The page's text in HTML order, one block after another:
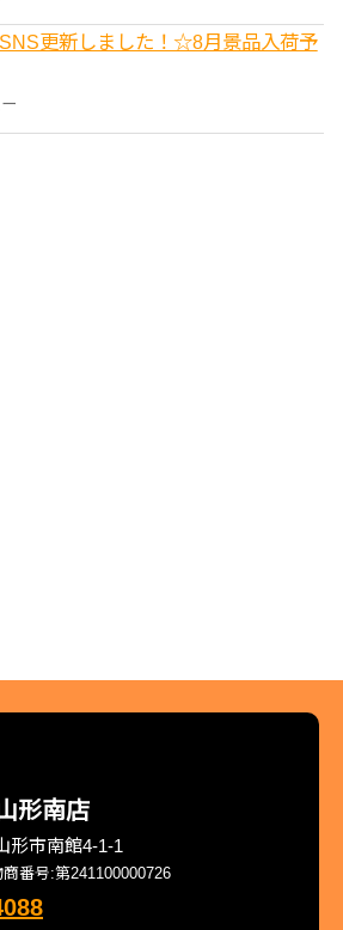
更新しました！☆8月景品入荷予
形南店
形市南館4-1-1
番号:第241100000726